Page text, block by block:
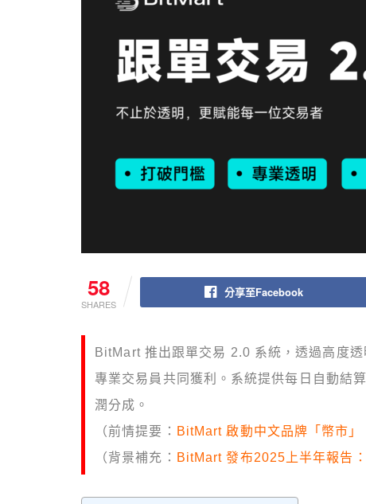
58
SHARES
分享至Facebook
BitMart 推出跟單交易 2.0 系統，透過高度
專業交易員共同獲利。系統提供每日自動結
潤分成。
（前情提要： BitMart 啟動中文品牌「幣市
（背景補充： BitMart 發布2025上半年報告